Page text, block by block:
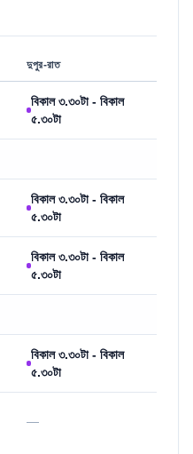
দুপুর-রাত
বিকাল ৩.৩০টা - বিকাল
৫.৩০টা
বিকাল ৩.৩০টা - বিকাল
৫.৩০টা
বিকাল ৩.৩০টা - বিকাল
৫.৩০টা
বিকাল ৩.৩০টা - বিকাল
৫.৩০টা
—